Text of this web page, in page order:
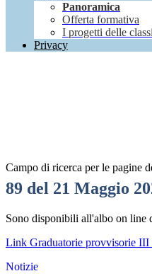
Panoramica
Offerta formativa
I progetti delle classi
Privacy
Campo di ricerca per le pagine
89 del 21 Maggio
Sono disponibili all'albo on line
Link Graduatorie provvisorie III
Notizie